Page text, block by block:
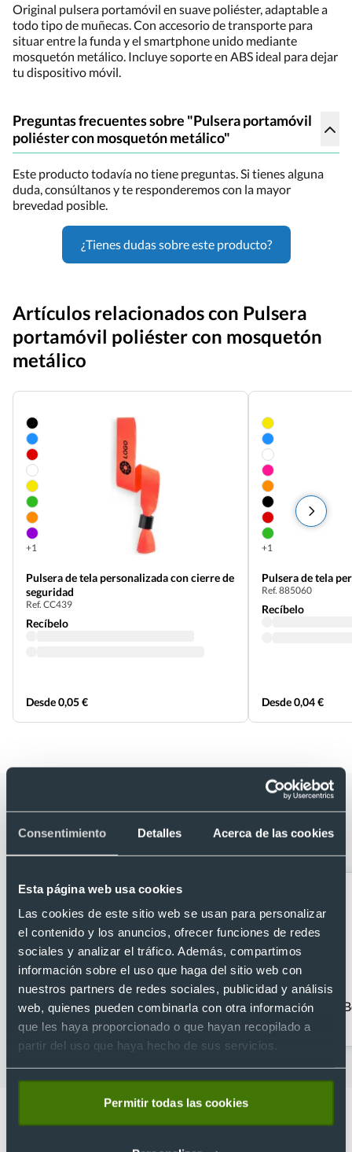
Consentimiento Detalles Acerca de las cookies
Esta página web usa cookies
Las cookies de este sitio web se usan para personalizar
el contenido y los anuncios, ofrecer funciones de redes
sociales y analizar el tráfico. Además, compartimos
información sobre el uso que haga del sitio web con
nuestros partners de redes sociales, publicidad y análisis
web, quienes pueden combinarla con otra información
que les haya proporcionado o que hayan recopilado a
partir del uso que haya hecho de sus servicios.
Permitir todas las cookies
Original pulsera portamóvil en suave poliéster, adaptable a
todo tipo de muñecas. Con accesorio de transporte para
situar entre la funda y el smartphone unido mediante
mosquetón metálico. Incluye soporte en ABS ideal para dejar
tu dispositivo móvil.
Preguntas frecuentes sobre "Pulsera portamóvil
poliéster con mosquetón metálico"
Este producto todavía no tiene preguntas. Si tienes alguna
duda, consúltanos y te responderemos con la mayor
brevedad posible.
¿Tienes dudas sobre este producto?
Artículos relacionados con Pulsera
portamóvil poliéster con mosquetón
metálico
+1
Pulsera de tela personalizada con cierre de
seguridad
Ref. CC439
Recíbelo
Desde 0,05 €
+1
Pulsera de tela
Ref. 885060
Recíbelo
Desde 0,04 €
Categorías relacionadas con Pulsera
portamóvil poliéster con mosquetón
metálico
Abanicos
personalizados
Detalles para Bodas